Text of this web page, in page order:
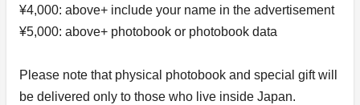
¥4,000: above+ include your name in the advertisement
¥5,000: above+ photobook or photobook data
Please note that physical photobook and special gift will
be delivered only to those who live inside Japan.